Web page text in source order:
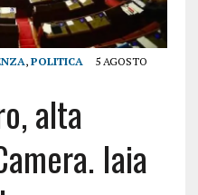
, POLITICA
5 AGOSTO
alta
Iaia